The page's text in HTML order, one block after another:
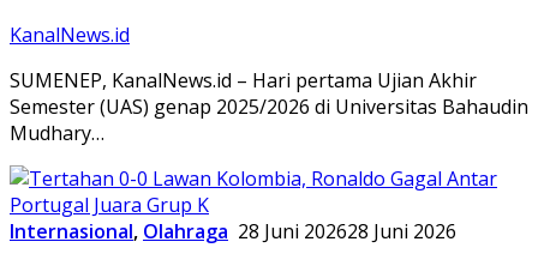
KanalNews.id
SUMENEP, KanalNews.id – Hari pertama Ujian Akhir
Semester (UAS) genap 2025/2026 di Universitas Bahaudin
Mudhary…
Internasional, Olahraga 28 Juni 202628 Juni 2026